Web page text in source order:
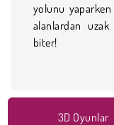
yolunu
alanlardan uzak
biter!
3D Oyunlar